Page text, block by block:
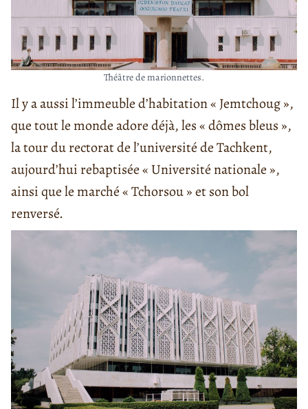
Théâtre de marionnettes.
Il y a aussi l’immeuble d’habitation « Jemtchoug »,
que tout le monde adore déjà, les « dômes bleus »,
la tour du rectorat de l’université de Tachkent,
aujourd’hui rebaptisée « Université nationale »,
ainsi que le marché « Tchorsou » et son bol
renversé.